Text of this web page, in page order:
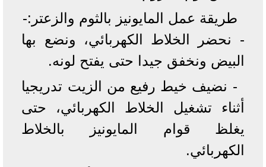
طريقة عمل المايونيز بالثوم والزعتر:-
- نحضر الخلاط الكهربائي، ونضع بها
البيض ونخفق جيدا حتى يفتح لونه.
- نضيف خيط رفيع من الزيت تدريجيا
أثناء تشغيل الخلاط الكهربائي، حتى
يغلظ قوام المايونيز بالخلاط
الكهربائي.